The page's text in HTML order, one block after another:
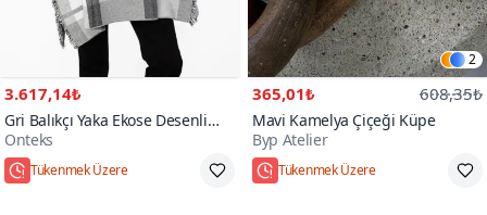
3.617,14₺
Gri Balıkçı Yaka Ekose Desenli
Panço
Onteks
Hızlı Kargo
2
365,01₺ 608,35₺
Mavi Kamelya Çiçeği Küpe
Byp Atelier
Standart